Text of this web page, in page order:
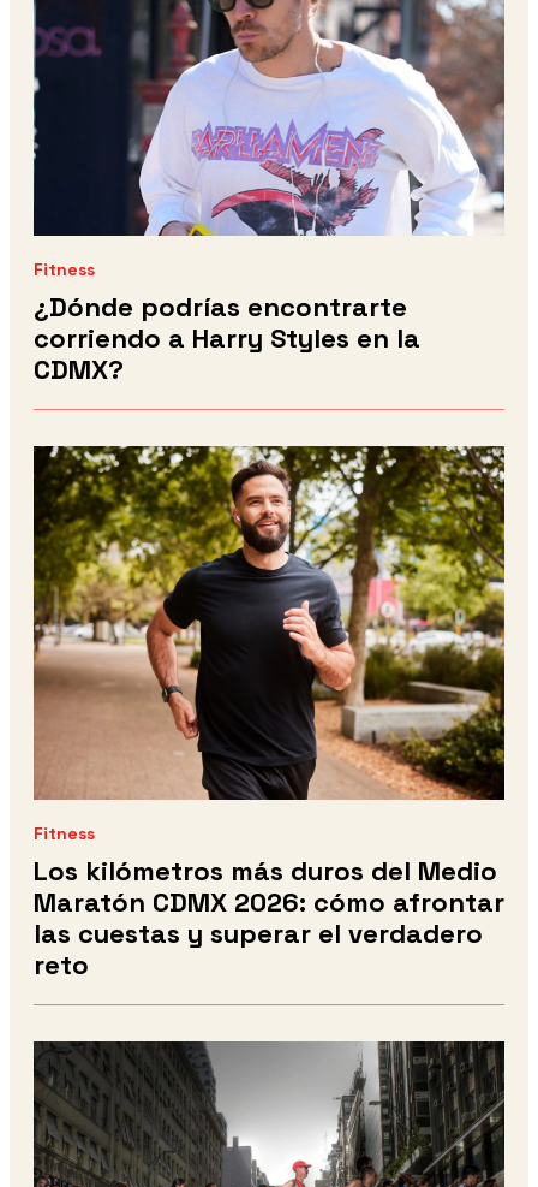
Fitness
¿Dónde podrías encontrarte
corriendo a Harry Styles en la
CDMX?
Fitness
Los kilómetros más duros del Medio
Maratón CDMX 2026: cómo afrontar
las cuestas y superar el verdadero
reto